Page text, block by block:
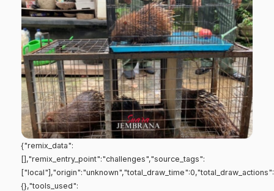
{"remix_data":
[],"remix_entry_point":"challenges","source_tags":
{},"tools_used":